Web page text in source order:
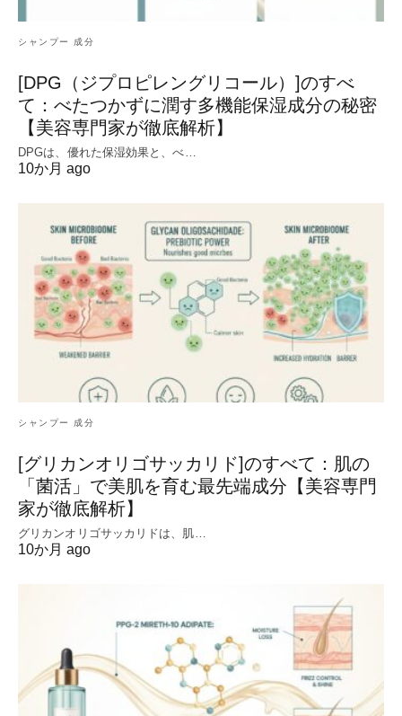
シャンプー 成分
[DPG（ジプロピレングリコール）]のすべ
て：べたつかずに潤す多機能保湿成分の秘密
【美容専門家が徹底解析】
DPGは、優れた保湿効果と、べ…
10か月 ago
シャンプー 成分
[グリカンオリゴサッカリド]のすべて：肌の
「菌活」で美肌を育む最先端成分【美容専門
家が徹底解析】
グリカンオリゴサッカリドは、肌…
10か月 ago